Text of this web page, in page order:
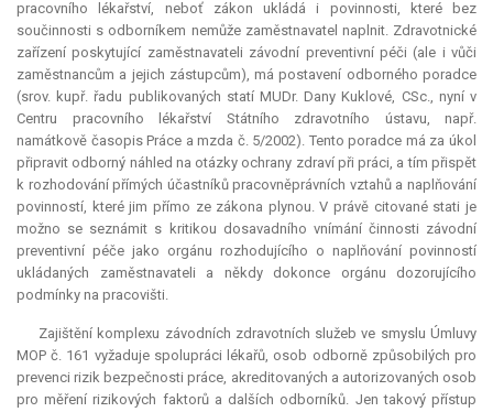
pracovního lékařství, neboť zákon ukládá i povinnosti, které bez
součinnosti s odborníkem nemůže zaměstnavatel naplnit. Zdravotnické
zařízení poskytující zaměstnavateli závodní preventivní péči (ale i vůči
zaměstnancům a jejich zástupcům), má postavení odborného poradce
(srov. kupř. řadu publikovaných statí MUDr. Dany Kuklové, CSc., nyní v
Centru pracovního lékařství Státního zdravotního ústavu, např.
namátkově časopis Práce a mzda č. 5/2002). Tento poradce má za úkol
připravit odborný náhled na otázky ochrany zdraví při práci, a tím přispět
k rozhodování přímých účastníků pracovněprávních vztahů a naplňování
povinností, které jim přímo ze zákona plynou. V právě citované stati je
možno se seznámit s kritikou dosavadního vnímání činnosti závodní
preventivní péče jako orgánu rozhodujícího o naplňování povinností
ukládaných zaměstnavateli a někdy dokonce orgánu dozorujícího
podmínky na pracovišti.
Zajištění komplexu závodních zdravotních služeb ve smyslu Úmluvy
MOP č. 161 vyžaduje spolupráci lékařů, osob odborně způsobilých pro
prevenci rizik bezpečnosti práce, akreditovaných a autorizovaných osob
pro měření rizikových faktorů a dalších odborníků. Jen takový přístup